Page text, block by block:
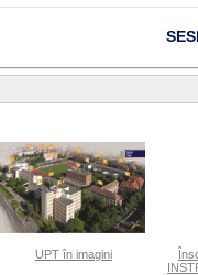
UPT în imagini